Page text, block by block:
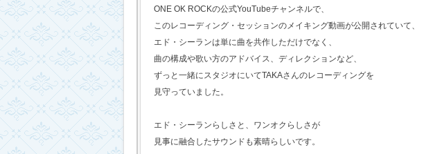
ONE OK ROCKの公式YouTubeチャンネルで、
このレコーディング・セッションのメイキング動画が公開されていて、
エド・シーランは単に曲を共作しただけでなく、
曲の構成や歌い方のアドバイス、ディレクションなど、
ずっと一緒にスタジオにいてTAKAさんのレコーディングを
見守っていました。
エド・シーランらしさと、ワンオクらしさが
見事に融合したサウンドも素晴らしいです。